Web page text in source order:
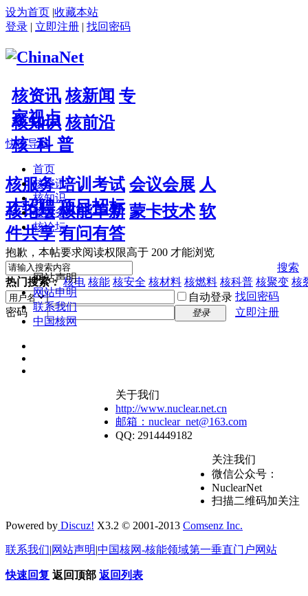
设为首页 |收藏本站
登录 | 立即注册 | 找回密码
核资讯 核新闻 专
家视点
核知识 核前沿
核 科 普
核服务 培训考试 会议会展 人
才招聘 项目招标
核论坛 核能革新 蒙卡技术 软
件共享 有问有答
搜索
热门搜索： 核电 核能 核安全 核材料 核燃料 核科普 核聚变 核
自动登录 找回密码
密码
登录 立即注册
快捷导航
首页
核资讯
核知识
核服务
核论坛
抱歉，本帖要求阅读权限高于 200 才能浏览
网站声明
网站申明
联系我们
中国核网
关于我们
http://www.nuclear.net.cn
邮箱：nuclear_net@163.com
QQ: 2914449182
关注我们
微信公众号：
NuclearNet
扫描二维码加关注
Powered by Discuz! X3.2 © 2001-2013 Comsenz Inc.
联系我们|网站声明|中国核网-核能领域第一垂直门户网站
快速回复 返回顶部 返回列表